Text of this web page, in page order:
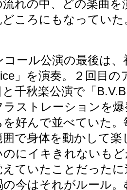
れの中、どの楽曲を
ころにもなっていた
コール公演の最後は、
」を演奏。２回目の
千秋楽公演で「 B.V.B
ラストレーションを
好んで並べていた。
囲で身体を動かして楽
のにイキきれないも
ていたことだった
の今はそれがルール